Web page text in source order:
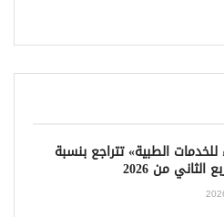
للخدمات الطبية» تتراجع بنسبة